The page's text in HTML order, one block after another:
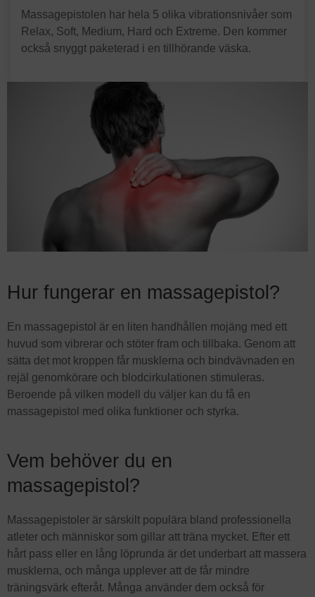
Massagepistolen har hela 5 olika vibrationsnivåer som
Relax, Soft, Medium, Hard och Extreme. Den kommer
också snyggt paketerad i en tillhörande väska.
Hur fungerar en massagepistol?
En massagepistol är en liten handhållen mojäng med ett
huvud som vibrerar och stöter fram och tillbaka. Genom att
sätta det mot kroppen får musklerna och bindvävnaden en
rejäl genomkörare och blodcirkulationen stimuleras.
Beroende på vilken modell du väljer kan du få en
massagepistol med olika funktioner och styrka.
Vem behöver du en
massagepistol?
Massagepistoler är särskilt populära bland professionella
atleter och människor som gillar att träna mycket. Efter ett
hårt pass eller en lång löprunda är det underbart att massera
musklerna, och många upplever att de får mindre
träningsvärk efteråt. Många använder dem också för